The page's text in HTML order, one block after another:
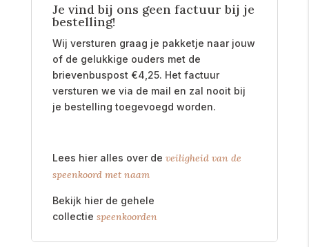
Je vind bij ons geen factuur bij je
bestelling!
Wij versturen graag je pakketje naar jouw
of de gelukkige ouders met de
brievenbuspost €4,25. Het factuur
versturen we via de mail en zal nooit bij
je bestelling toegevoegd worden.
Lees hier alles over de veiligheid van de
speenkoord met naam
Bekijk hier de gehele
collectie speenkoorden